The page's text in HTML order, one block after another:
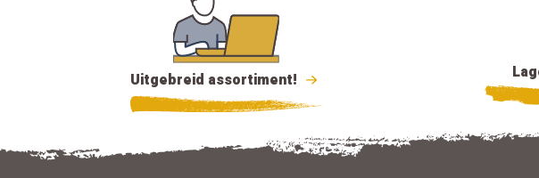
Uitgebreid assortiment!